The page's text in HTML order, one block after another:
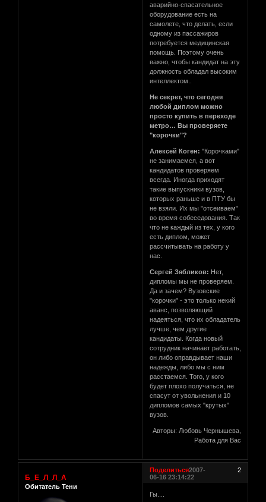
аварийно-спасательное
оборудование есть на
самолете, что делать, если
одному из пассажиров
потребуется медицинская
помощь. Поэтому очень
важно, чтобы кандидат на эту
должность обладал высоким
интеллектом..
Не секрет, что сегодня
любой диплом можно
просто купить в переходе
метро… Вы проверяете
"корочки"?
Алексей Коген: "Корочками"
не занимаемся, а вот
кандидатов проверяем
всегда. Иногда приходят
такие выпускники вузов,
которых раньше и в ПТУ бы
не взяли. Их мы "отсеиваем"
во время собеседования. Так
что не каждый из тех, у кого
есть диплом, может
рассчитывать на работу у
нас.
Сергей Зябликов: Нет,
дипломы мы не проверяем.
Да и зачем? Вузовские
"корочки" - это только некий
аванс, позволяющий
надеяться, что их обладатель
лучше, чем другие
кандидаты. Когда новый
сотрудник начинает работать,
он либо оправдывает наши
надежды, либо мы с ним
расстаемся. Того, у кого
будет плохо получаться, не
спасут от увольнения и 10
дипломов самых "крутых"
вузов.
Авторы: Любовь Чернышева,
Работа для Вас
Поделиться 2
2007-
06-16 23:14:22
Б_Е_Л_Л_А
Обитатель Тени
Гы....